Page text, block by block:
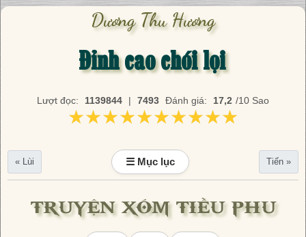
Dương Thu Hương
Đỉnh cao chói lọi
Lượt đọc: 1139844 | 7493 Đánh giá: 17,2 /10 Sao
★★★★★★★★★★
★★★★★★★★★★
« Lùi ☰ Mục lục Tiến »
TRUYỆN XÓM TIỀU PHU